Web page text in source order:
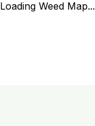
Loading Weed Map...